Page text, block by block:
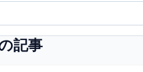
記事